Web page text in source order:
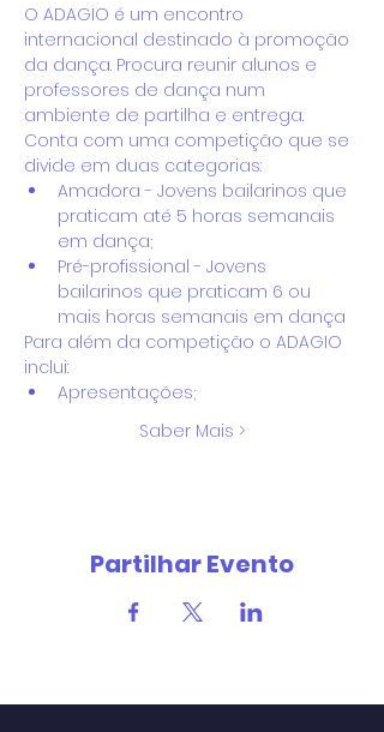
O ADAGIO é um encontro
internacional destinado à promoção
da dança. Procura reunir alunos e
professores de dança num
ambiente de partilha e entrega.
Conta com uma competição que se
divide em duas categorias:
Amadora - Jovens bailarinos que
praticam até 5 horas semanais
em dança;
Pré-profissional - Jovens
bailarinos que praticam 6 ou
mais horas semanais em dança
Para além da competição o ADAGIO
inclui:
Apresentações;
Saber Mais >
Partilhar Evento